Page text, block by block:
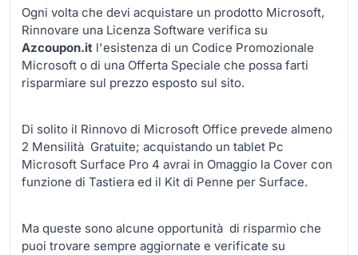
Ogni volta che devi acquistare un prodotto Microsoft,
Rinnovare una Licenza Software verifica su
Azcoupon.it l'esistenza di un Codice Promozionale
Microsoft o di una Offerta Speciale che possa farti
risparmiare sul prezzo esposto sul sito.
Di solito il Rinnovo di Microsoft Office prevede almeno
2 Mensilità Gratuite; acquistando un tablet Pc
Microsoft Surface Pro 4 avrai in Omaggio la Cover con
funzione di Tastiera ed il Kit di Penne per Surface.
Ma queste sono alcune opportunità di risparmio che
puoi trovare sempre aggiornate e verificate su